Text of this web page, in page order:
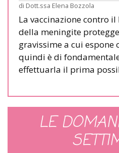
di Dott.ssa Elena Bozzola
La vaccinazione contro
della meningite
gravissime a cui
quindi è di
effettuarla il prima
LE